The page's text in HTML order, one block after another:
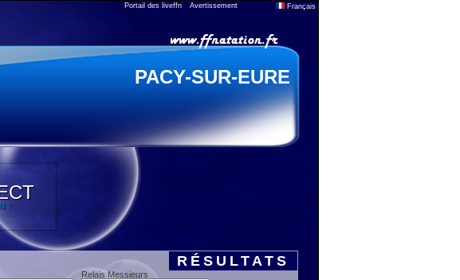
Portail des liveffn Avertissement Français
PACY-SUR-EURE
!
RÉSULTATS
Relais Messieurs